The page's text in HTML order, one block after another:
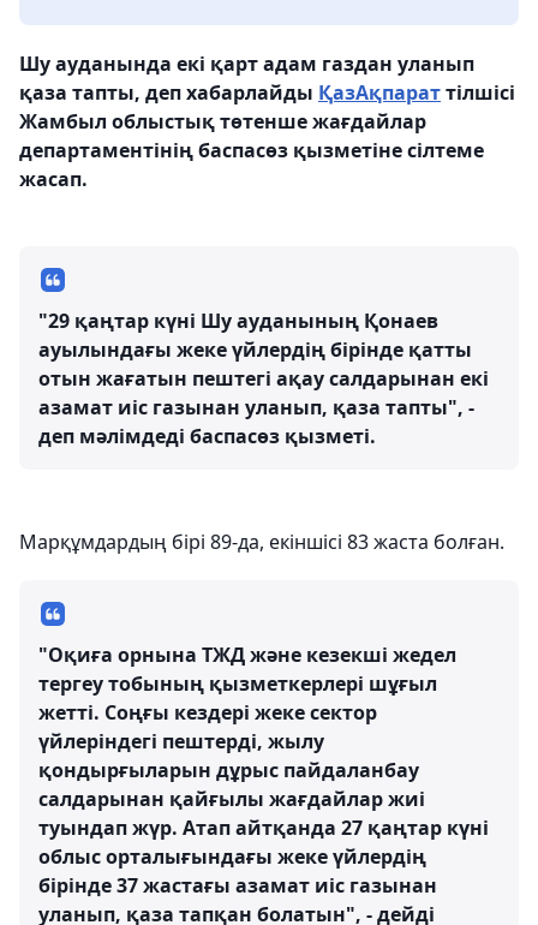
Шу ауданында екі қарт адам газдан уланып
қаза тапты, деп хабарлайды ҚазАқпараттілшісі
Жамбыл облыстық төтенше жағдайлар
департаментінің баспасөз қызметіне сілтеме
жасап.
"29 қаңтар күні Шу ауданының Қонаев
ауылындағы жеке үйлердің бірінде қатты
отын жағатын пештегі ақау салдарынан екі
азамат иіс газынан уланып, қаза тапты", -
деп мәлімдеді баспасөз қызметі.
Марқұмдардың бірі 89-да, екіншісі 83 жаста болған.
"Оқиға орнына ТЖД және кезекші жедел
тергеу тобының қызметкерлері шұғыл
жетті. Соңғы кездері жеке сектор
үйлеріндегі пештерді, жылу
қондырғыларын дұрыс пайдаланбау
салдарынан қайғылы жағдайлар жиі
туындап жүр. Атап айтқанда 27 қаңтар күні
облыс орталығындағы жеке үйлердің
бірінде 37 жастағы азамат иіс газынан
уланып, қаза тапқан болатын", - дейді